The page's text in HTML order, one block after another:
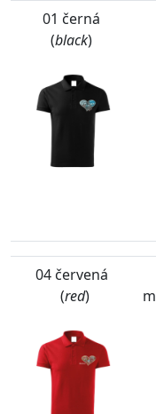
01 černá
(black)
04 červená
(red)